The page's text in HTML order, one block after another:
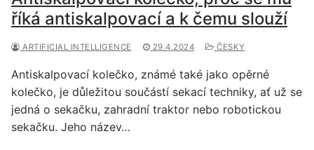
říká antiskalpovací a k čemu slouží
ARTIFICIAL INTELLIGENCE 29.4.2024 ČESKY
Antiskalpovací kolečko, známé také jako opěrné
kolečko, je důležitou součástí sekací techniky, ať už se
jedná o sekačku, zahradní traktor nebo robotickou
sekačku. Jeho název…